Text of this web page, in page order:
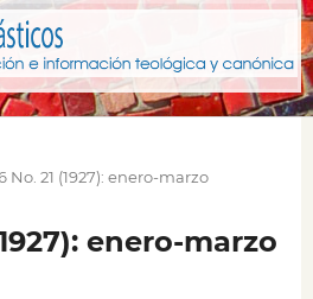
No. 21 (1927): enero-marzo
enero-marzo